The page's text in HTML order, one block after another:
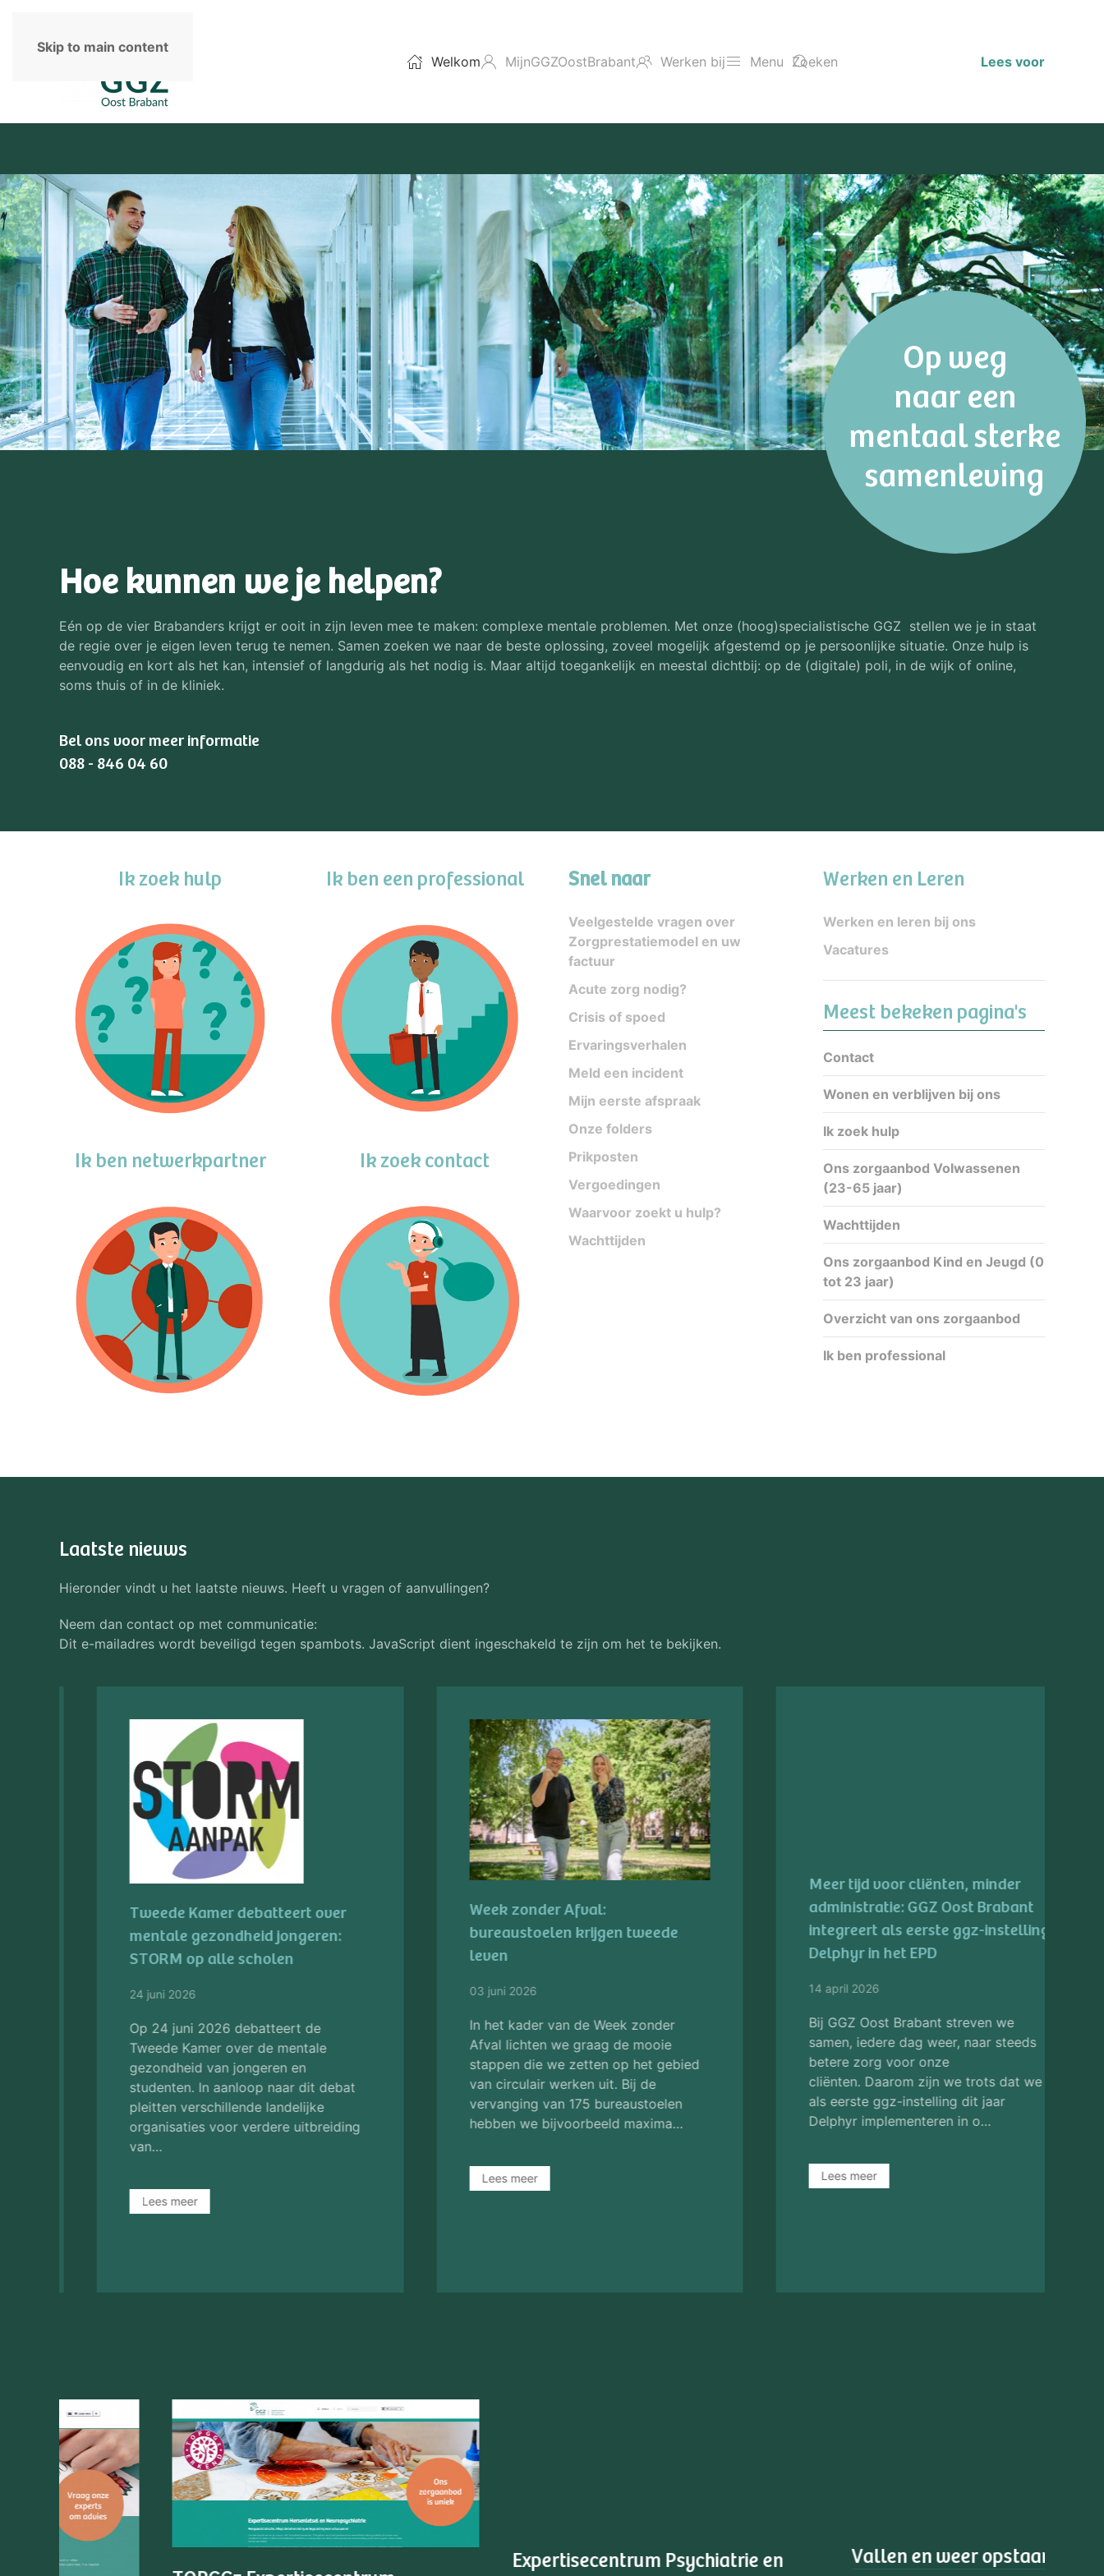
Skip to main content
Welkom
MijnGGZOostBrabant Werken bij Menu Lees voor
Op weg
naar een
mentaal sterke
samenleving
Hoe kunnen we je helpen?
Eén op de vier Brabanders krijgt er ooit in zijn leven mee te maken: complexe mentale problemen. Met onze (hoog)specialistische GGZ stellen we je in staat
de regie over je eigen leven terug te nemen. Samen zoeken we naar de beste oplossing, zoveel mogelijk afgestemd op je persoonlijke situatie. Onze hulp is
eenvoudig en kort als het kan, intensief of langdurig als het nodig is. Maar altijd toegankelijk en meestal dichtbij: op de (digitale) poli, in de wijk of online,
soms thuis of in de kliniek.
Bel ons voor meer informatie
088 - 846 04 60
Ik zoek hulp
Ik ben netwerkpartner
Ik ben een professional
Ik zoek contact
Snel naar
Veelgestelde vragen over
Zorgprestatiemodel en uw
factuur
Acute zorg nodig?
Crisis of spoed
Ervaringsverhalen
Meld een incident
Mijn eerste afspraak
Onze folders
Prikposten
Vergoedingen
Waarvoor zoekt u hulp?
Wachttijden
Werken en Leren
Werken en leren bij ons
Vacatures
Meest bekeken pagina's
Contact
Wonen en verblijven bij ons
Ik zoek hulp
Ons zorgaanbod Volwassenen
(23-65 jaar)
Wachttijden
Ons zorgaanbod Kind en Jeugd (0
tot 23 jaar)
Overzicht van ons zorgaanbod
Ik ben professional
Laatste nieuws
Hieronder vindt u het laatste nieuws. Heeft u vragen of aanvullingen?
Neem dan contact op met communicatie:
Dit e-mailadres wordt beveiligd tegen spambots. JavaScript dient ingeschakeld te zijn om het te bekijken.
Week zonder Afval:
bureaustoelen krijgen tweede
leven
03 juni 2026
In het kader van de Week zonder
Afval lichten we graag de mooie
stappen die we zetten op het gebied
van circulair werken uit. Bij de
vervanging van 175 bureaustoelen
hebben we bijvoorbeeld maxima…
Meer tijd voor cliënten, minder
administratie: GGZ Oost Brabant
integreert als eerste ggz-instelling
Delphyr in het EPD
14 april 2026
Bij GGZ Oost Brabant streven we
samen, iedere dag weer, naar steeds
betere zorg voor onze
cliënten. Daarom zijn we trots dat we
als eerste ggz-instelling dit jaar
Delphyr implementeren in o…
Lees meer
GGZ Oost Brabant en VGZ sluiten
driejarig contract voor betere
toegang tot geestelijke
gezondheidszorg
31 maart 2026
GGZ Oost Brabant en Coöperatie VGZ
hebben een contract gesloten tot en
met 2028. Het is de derde keer dat
beide partijen een langdurige
overeenkomst met elkaar aangaan.
Expertisecentrum Psychiatrie en
Vallen en weer opstaan Werken en leren bij ons